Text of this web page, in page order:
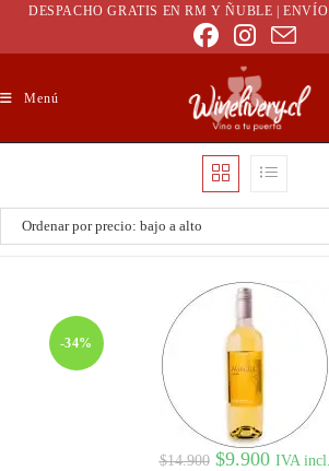
DESPACHO GRATIS EN RM Y ÑUBLE |
Menú
-34%
$14.900 $9.900 IVA incl.